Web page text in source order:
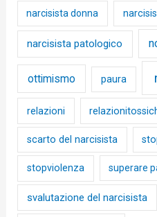
narcisista donna
narcisista patologico
ottimismo paura
relazioni
scarto del narcisista
stopviolenza superare
svalutazione del narcisista